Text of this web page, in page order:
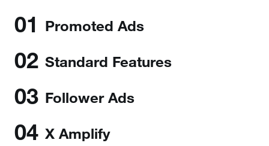
01 Promoted Ads
02 Standard Features
03 Follower Ads
04 X Amplify